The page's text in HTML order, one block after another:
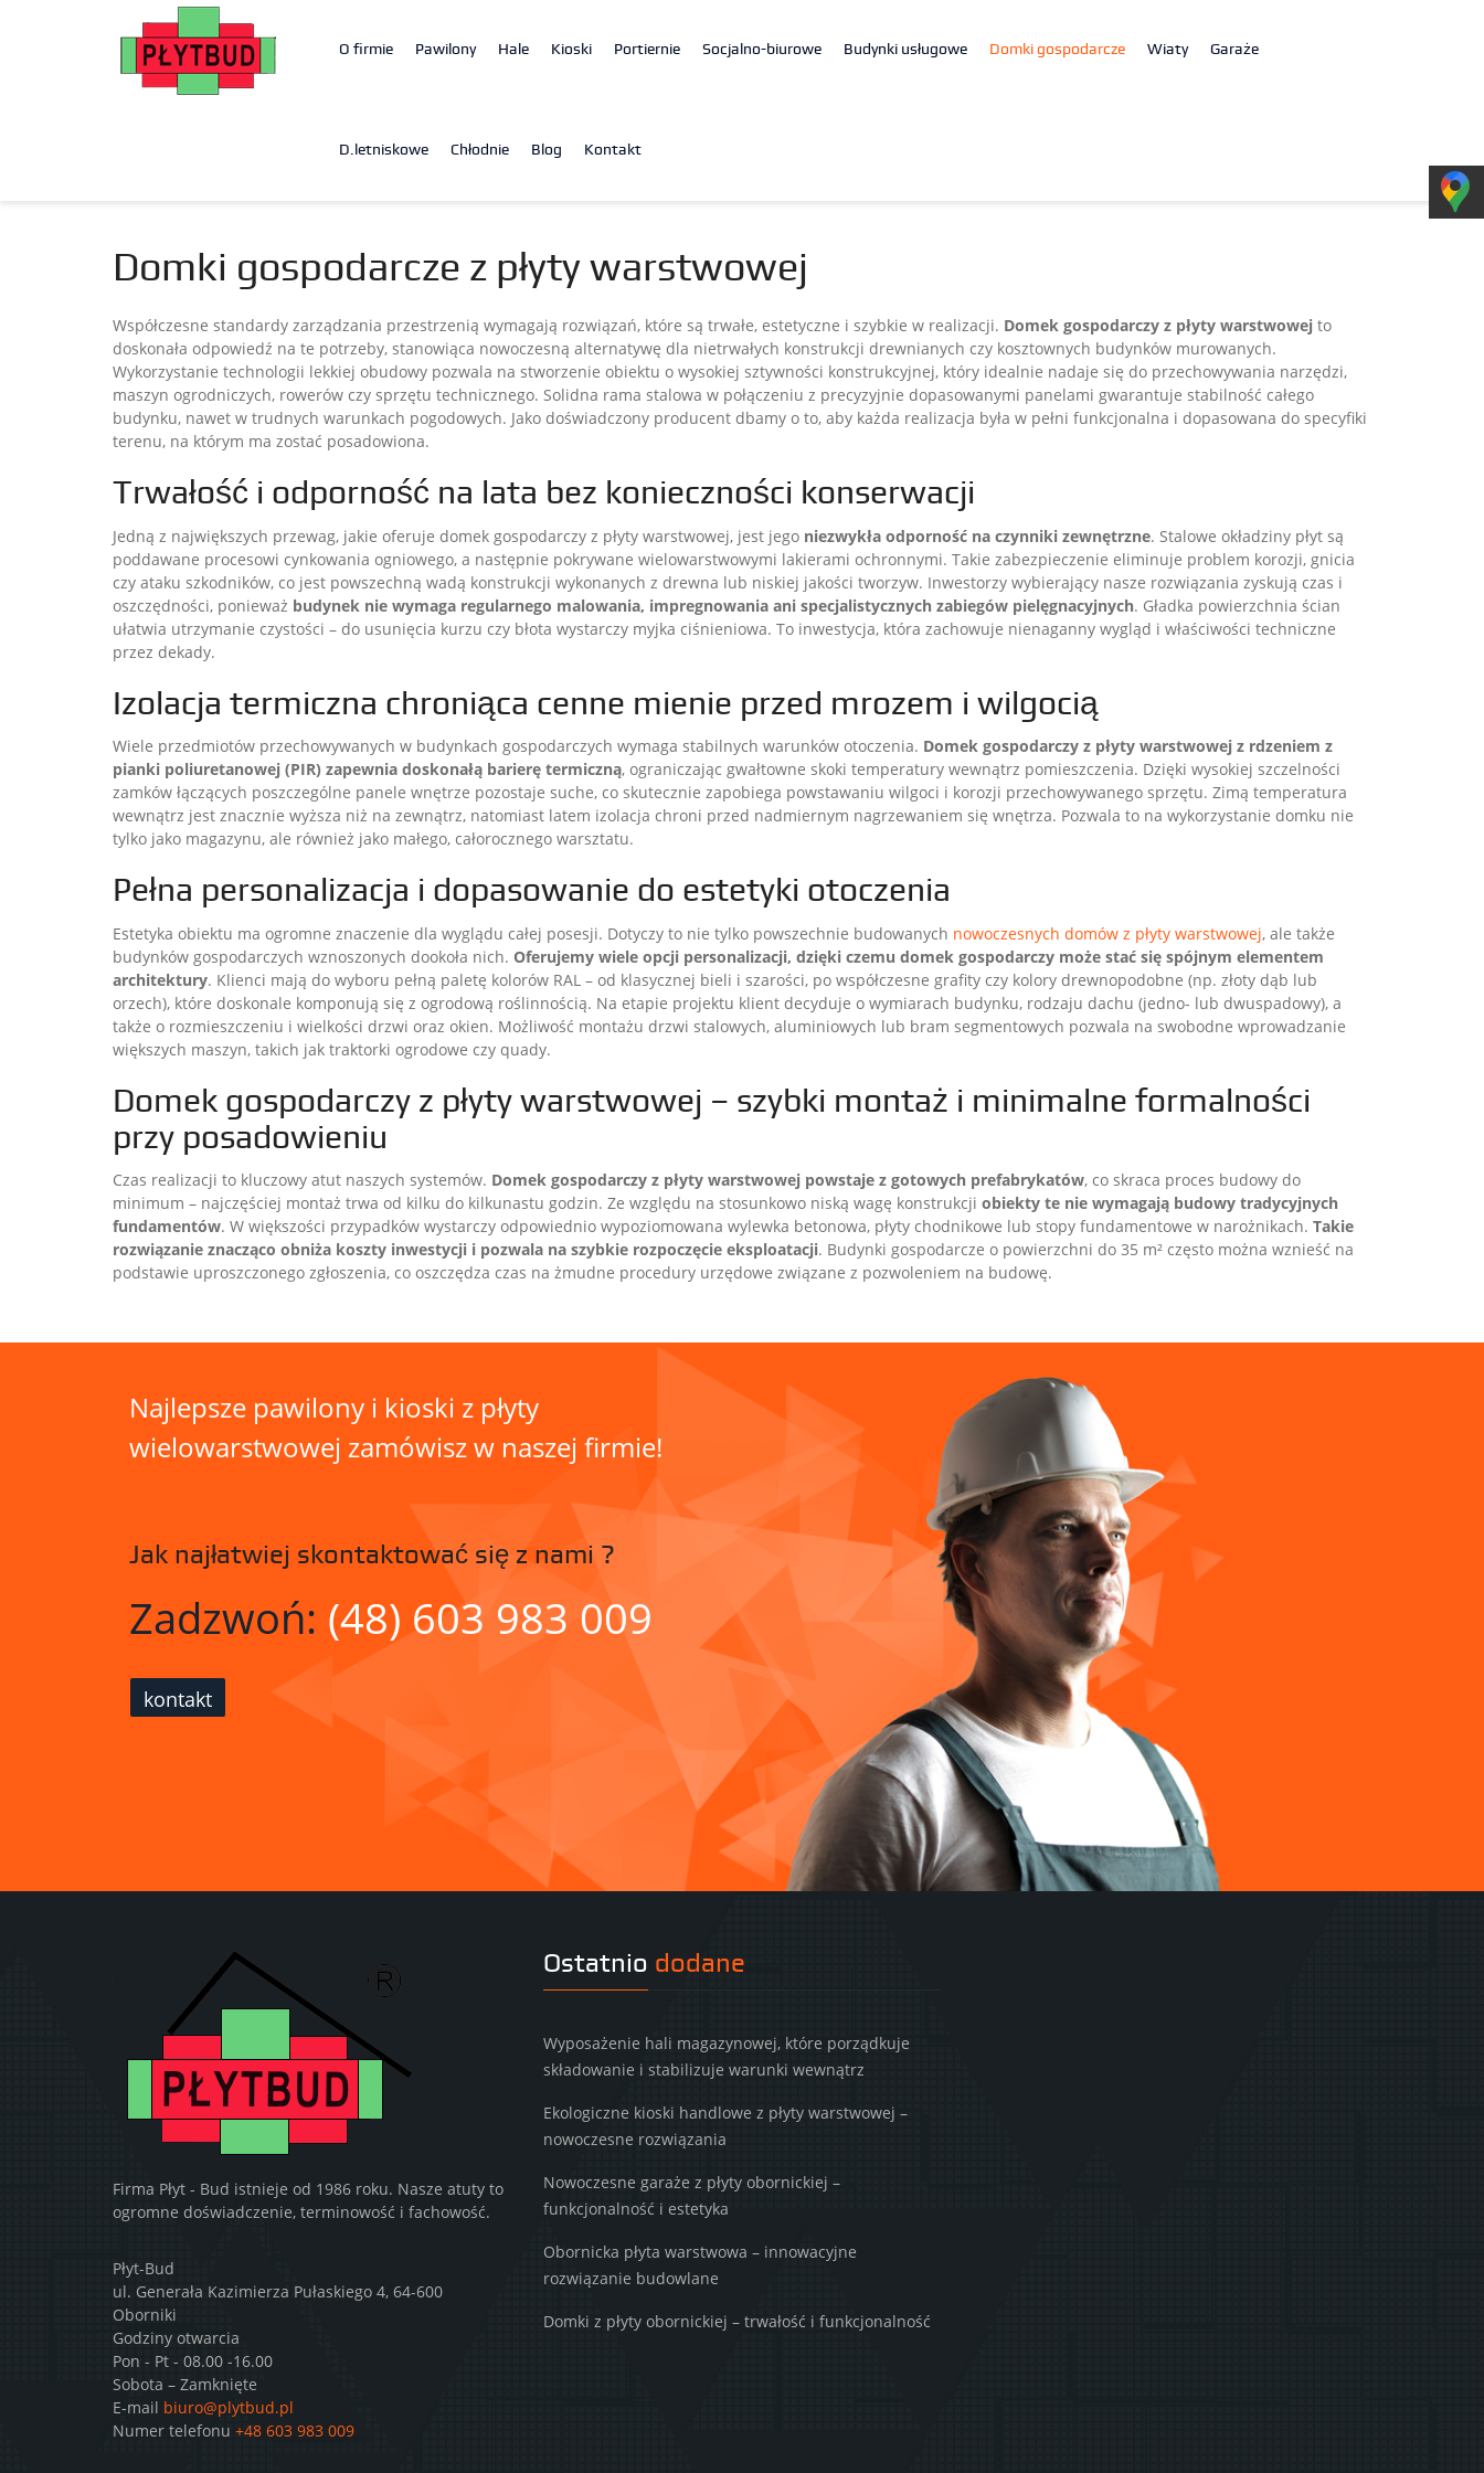
O firmie Pawilony Hale Kioski Portiernie Socjalno-biurowe Budynki usługowe Domki gospodarcze Wiaty Garaże
D.letniskowe Chłodnie Blog Kontakt
Domki gospodarcze z płyty warstwowej
Współczesne standardy zarządzania przestrzenią wymagają rozwiązań, które są trwałe, estetyczne i szybkie w realizacji. Domek gospodarczy z płyty warstwowej to
doskonała odpowiedź na te potrzeby, stanowiąca nowoczesną alternatywę dla nietrwałych konstrukcji drewnianych czy kosztownych budynków murowanych.
Wykorzystanie technologii lekkiej obudowy pozwala na stworzenie obiektu o wysokiej sztywności konstrukcyjnej, który idealnie nadaje się do przechowywania narzędzi,
maszyn ogrodniczych, rowerów czy sprzętu technicznego. Solidna rama stalowa w połączeniu z precyzyjnie dopasowanymi panelami gwarantuje stabilność całego
budynku, nawet w trudnych warunkach pogodowych. Jako doświadczony producent dbamy o to, aby każda realizacja była w pełni funkcjonalna i dopasowana do specyfiki
terenu, na którym ma zostać posadowiona.
Trwałość i odporność na lata bez konieczności konserwacji
Jedną z największych przewag, jakie oferuje domek gospodarczy z płyty warstwowej, jest jego niezwykła odporność na czynniki zewnętrzne. Stalowe okładziny płyt są
poddawane procesowi cynkowania ogniowego, a następnie pokrywane wielowarstwowymi lakierami ochronnymi. Takie zabezpieczenie eliminuje problem korozji, gnicia
czy ataku szkodników, co jest powszechną wadą konstrukcji wykonanych z drewna lub niskiej jakości tworzyw. Inwestorzy wybierający nasze rozwiązania zyskują czas i
oszczędności, ponieważ budynek nie wymaga regularnego malowania, impregnowania ani specjalistycznych zabiegów pielęgnacyjnych. Gładka powierzchnia ścian
ułatwia utrzymanie czystości – do usunięcia kurzu czy błota wystarczy myjka ciśnieniowa. To inwestycja, która zachowuje nienaganny wygląd i właściwości techniczne
przez dekady.
Izolacja termiczna chroniąca cenne mienie przed mrozem i wilgocią
Wiele przedmiotów przechowywanych w budynkach gospodarczych wymaga stabilnych warunków otoczenia. Domek gospodarczy z płyty warstwowej z rdzeniem z
pianki poliuretanowej (PIR) zapewnia doskonałą barierę termiczną, ograniczając gwałtowne skoki temperatury wewnątrz pomieszczenia. Dzięki wysokiej szczelności
zamków łączących poszczególne panele wnętrze pozostaje suche, co skutecznie zapobiega powstawaniu wilgoci i korozji przechowywanego sprzętu. Zimą temperatura
wewnątrz jest znacznie wyższa niż na zewnątrz, natomiast latem izolacja chroni przed nadmiernym nagrzewaniem się wnętrza. Pozwala to na wykorzystanie domku nie
tylko jako magazynu, ale również jako małego, całorocznego warsztatu.
Pełna personalizacja i dopasowanie do estetyki otoczenia
Estetyka obiektu ma ogromne znaczenie dla wyglądu całej posesji. Dotyczy to nie tylko powszechnie budowanych nowoczesnych domów z płyty warstwowej, ale także
budynków gospodarczych wznoszonych dookoła nich. Oferujemy wiele opcji personalizacji, dzięki czemu domek gospodarczy może stać się spójnym elementem
architektury. Klienci mają do wyboru pełną paletę kolorów RAL – od klasycznej bieli i szarości, po współczesne grafity czy kolory drewnopodobne (np. złoty dąb lub
orzech), które doskonale komponują się z ogrodową roślinnością. Na etapie projektu klient decyduje o wymiarach budynku, rodzaju dachu (jedno- lub dwuspadowy), a
także o rozmieszczeniu i wielkości drzwi oraz okien. Możliwość montażu drzwi stalowych, aluminiowych lub bram segmentowych pozwala na swobodne wprowadzanie
większych maszyn, takich jak traktorki ogrodowe czy quady.
Domek gospodarczy z płyty warstwowej – szybki montaż i minimalne formalności
przy posadowieniu
Czas realizacji to kluczowy atut naszych systemów. Domek gospodarczy z płyty warstwowej powstaje z gotowych prefabrykatów, co skraca proces budowy do
minimum – najczęściej montaż trwa od kilku do kilkunastu godzin. Ze względu na stosunkowo niską wagę konstrukcji obiekty te nie wymagają budowy tradycyjnych
fundamentów. W większości przypadków wystarczy odpowiednio wypoziomowana wylewka betonowa, płyty chodnikowe lub stopy fundamentowe w narożnikach. Takie
rozwiązanie znacząco obniża koszty inwestycji i pozwala na szybkie rozpoczęcie eksploatacji. Budynki gospodarcze o powierzchni do 35 m² często można wznieść na
podstawie uproszczonego zgłoszenia, co oszczędza czas na żmudne procedury urzędowe związane z pozwoleniem na budowę.
Najlepsze pawilony i kioski z płyty
wielowarstwowej zamówisz w naszej firmie!
Jak najłatwiej skontaktować się z nami ?
Zadzwoń: (48) 603 983 009
kontakt
Firma Płyt - Bud istnieje od 1986 roku. Nasze atuty to
ogromne doświadczenie, terminowość i fachowość.
Płyt-Bud
ul. Generała Kazimierza Pułaskiego 4, 64-600
Oborniki
Godziny otwarcia
Pon - Pt - 08.00 -16.00
Sobota – Zamknięte
E-mail biuro@plytbud.pl
Numer telefonu +48 603 983 009
Ostatnio dodane
Wyposażenie hali magazynowej, które porządkuje
składowanie i stabilizuje warunki wewnątrz
Ekologiczne kioski handlowe z płyty warstwowej –
nowoczesne rozwiązania
Nowoczesne garaże z płyty obornickiej –
funkcjonalność i estetyka
Obornicka płyta warstwowa – innowacyjne
rozwiązanie budowlane
Domki z płyty obornickiej – trwałość i funkcjonalność